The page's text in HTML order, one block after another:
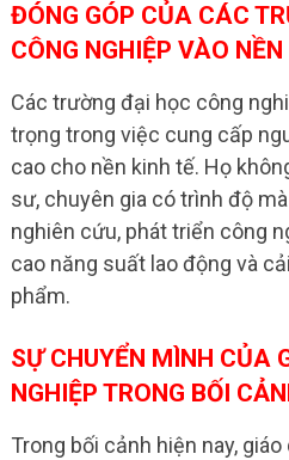
ĐÓNG GÓP CỦA CÁC
CÔNG NGHIỆP VÀO
Các trường đại học công
trọng trong việc cung cấp
cao cho nền kinh tế. Họ
sư, chuyên gia có trình độ
nghiên cứu, phát triển công
cao năng suất lao động và
phẩm.
SỰ CHUYỂN MÌNH CỦA
NGHIỆP TRONG BỐI
Trong bối cảnh hiện nay,